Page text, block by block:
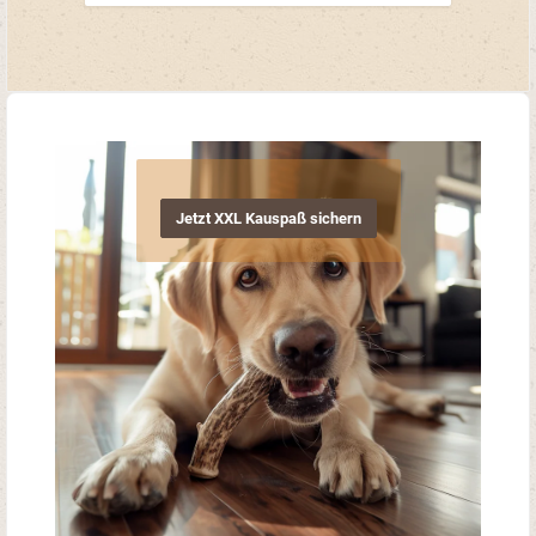
Chemie: Keine Konservierungsstoffe oder
Innen geeignetLanger & intensiver
Kauvorgang: Ideal für lange
400gz.B. Chihuahuaz.B.
Spaniel,Beaglez.B. Kleiner Münsterländer
Sennenhund z.B. Deutsche Doggez.B.
Deerhound, Pyrenäenhund Beschreibung
Breite: variabel, je nach GrößeLänge:
variabel, je nach GrößeGewicht: siehe
Größenangaben untenGeruch:
keinerBeschaffenheit: robust und
hartKauspaß: langohne
Konservierungsstoffe Zusammensetzung
100% reines Hirschgeweih
WissenswertesDie Kombination aus
hohem Calcium-Gehalt und der harten
Konsistenz macht dieses Produkt zu
einem lang anhaltenden KauartikelDieses
Produkt stellt ein Einzelfuttermittel für
Hunde dar. Bitte beachten: Da es sich um
Naturkauartikel handelt können Form,
Farbe, Größe und Gewicht sich
unterscheiden. Teilweise können sie auch
außerhalb der angegebenen Beschreibung
liegen.
Jetzt XXL Kauspaß sichern